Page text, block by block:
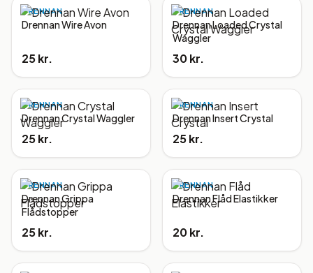
DRENNAN
Drennan Wire Avon
25 kr.
DRENNAN
Drennan Loaded Crystal
Waggler
30 kr.
DRENNAN
Drennan Crystal Waggler
25 kr.
DRENNAN
Drennan Insert Crystal
25 kr.
DRENNAN
Drennan Grippa
Flådstopper
25 kr.
DRENNAN
Drennan Flåd Elastikker
20 kr.